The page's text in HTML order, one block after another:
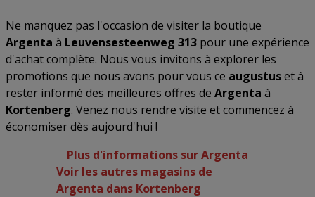
Ne manquez pas l'occasion de visiter la boutique
Argenta à Leuvensesteenweg 313 pour une expérience
d'achat complète. Nous vous invitons à explorer les
promotions que nous avons pour vous ce augustuset à
rester informé des meilleures offres de Argenta à
Kortenberg. Venez nous rendre visite et commencez à
économiser dès aujourd'hui !
Plus d'informations sur Argenta
Voir les autres magasins de
Argenta dans Kortenberg